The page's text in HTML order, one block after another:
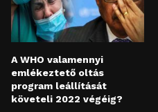
A WHO valamennyi
emlékeztető oltás
program leállítását
követeli 2022 végéig?